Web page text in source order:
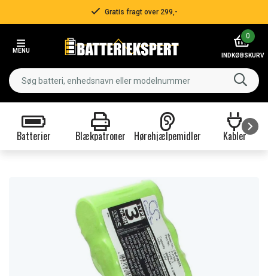
Gratis fragt over 299,-
MENU
0
INDKØBSKURV
Batterier Blækpatroner Hørehjælpemidler Kabler